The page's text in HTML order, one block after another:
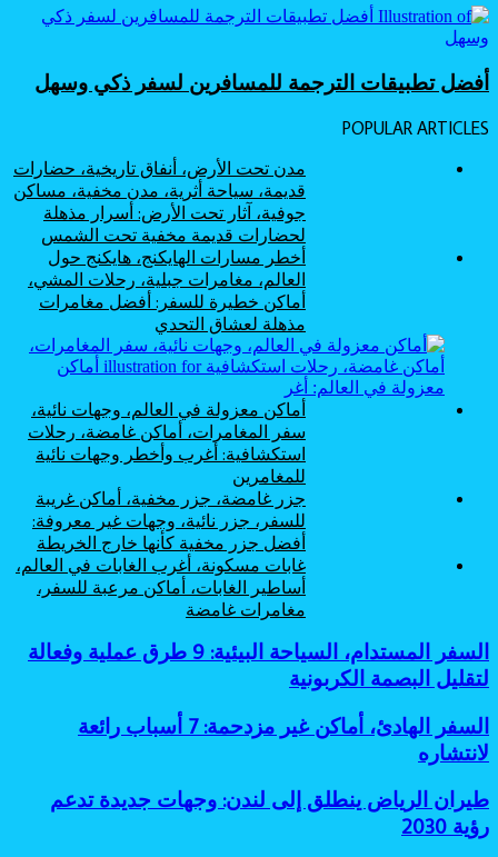
أفضل تطبيقات الترجمة للمسافرين لسفر ذكي وسهل
POPULAR ARTICLES
مدن تحت الأرض، أنفاق تاريخية، حضارات
قديمة، سياحة أثرية، مدن مخفية، مساكن
جوفية، آثار تحت الأرض: أسرار مذهلة
لحضارات قديمة مخفية تحت الشمس
أخطر مسارات الهايكنج، هايكنج حول
العالم، مغامرات جبلية، رحلات المشي،
أماكن خطيرة للسفر: أفضل مغامرات
مذهلة لعشاق التحدي
أماكن معزولة في العالم، وجهات نائية،
سفر المغامرات، أماكن غامضة، رحلات
استكشافية: أغرب وأخطر وجهات نائية
للمغامرين
جزر غامضة، جزر مخفية، أماكن غريبة
للسفر، جزر نائية، وجهات غير معروفة:
أفضل جزر مخفية كأنها خارج الخريطة
غابات مسكونة، أغرب الغابات في العالم،
أساطير الغابات، أماكن مرعبة للسفر،
مغامرات غامضة
السفر المستدام، السياحة البيئية: 9 طرق عملية وفعالة
لتقليل البصمة الكربونية
السفر
الهادئ،
أماكن
غير
مزدحمة:
7
السفر الهادئ، أماكن غير مزدحمة: 7 أسباب رائعة
لانتشاره
طيران
الرياض
ينطلق
طيران الرياض ينطلق إلى لندن: وجهات جديدة تدعم
رؤية 2030